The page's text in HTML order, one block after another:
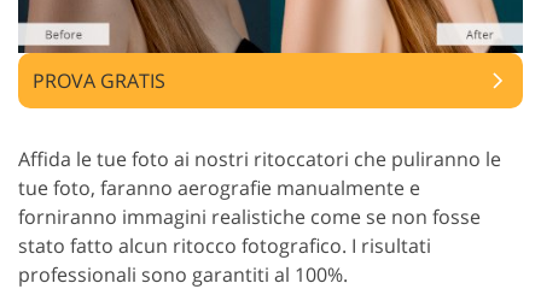
PROVA GRATIS
Affida le tue foto ai nostri ritoccatori che puliranno le
tue foto, faranno aerografie manualmente e
forniranno immagini realistiche come se non fosse
stato fatto alcun ritocco fotografico. I risultati
professionali sono garantiti al 100%.